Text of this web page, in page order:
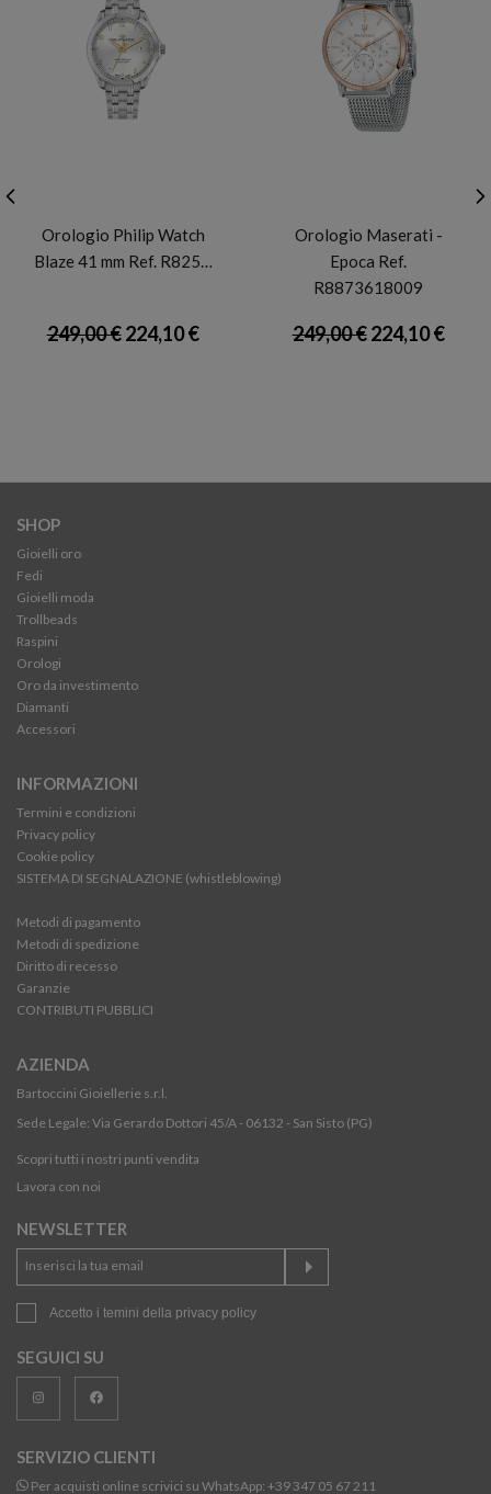
Orologio Philip Watch
Blaze 41 mm Ref. R825…
249,00 €224,10 €
Orologio Maserati -
Epoca Ref.
R8873618009
249,00 €224,10 €
SHOP
Gioielli oro
Fedi
Gioielli moda
Trollbeads
Raspini
Orologi
Oro da investimento
Diamanti
Accessori
INFORMAZIONI
Termini e condizioni
Privacy policy
Cookie policy
SISTEMA DI SEGNALAZIONE (whistleblowing)
Metodi di pagamento
Metodi di spedizione
Diritto di recesso
Garanzie
CONTRIBUTI PUBBLICI
AZIENDA
Bartoccini Gioiellerie s.r.l.
Sede Legale: Via Gerardo Dottori 45/A - 06132 - San Sisto (PG)
Scopri tutti i nostri punti vendita
Lavora con noi
NEWSLETTER
Accetto i temini della privacy policy
SEGUICI SU
SERVIZIO CLIENTI
Per acquisti online scrivici su WhatsApp: +39 347 05 67 211